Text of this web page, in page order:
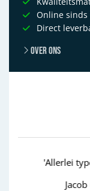
Online sinds
Direct
Over ons